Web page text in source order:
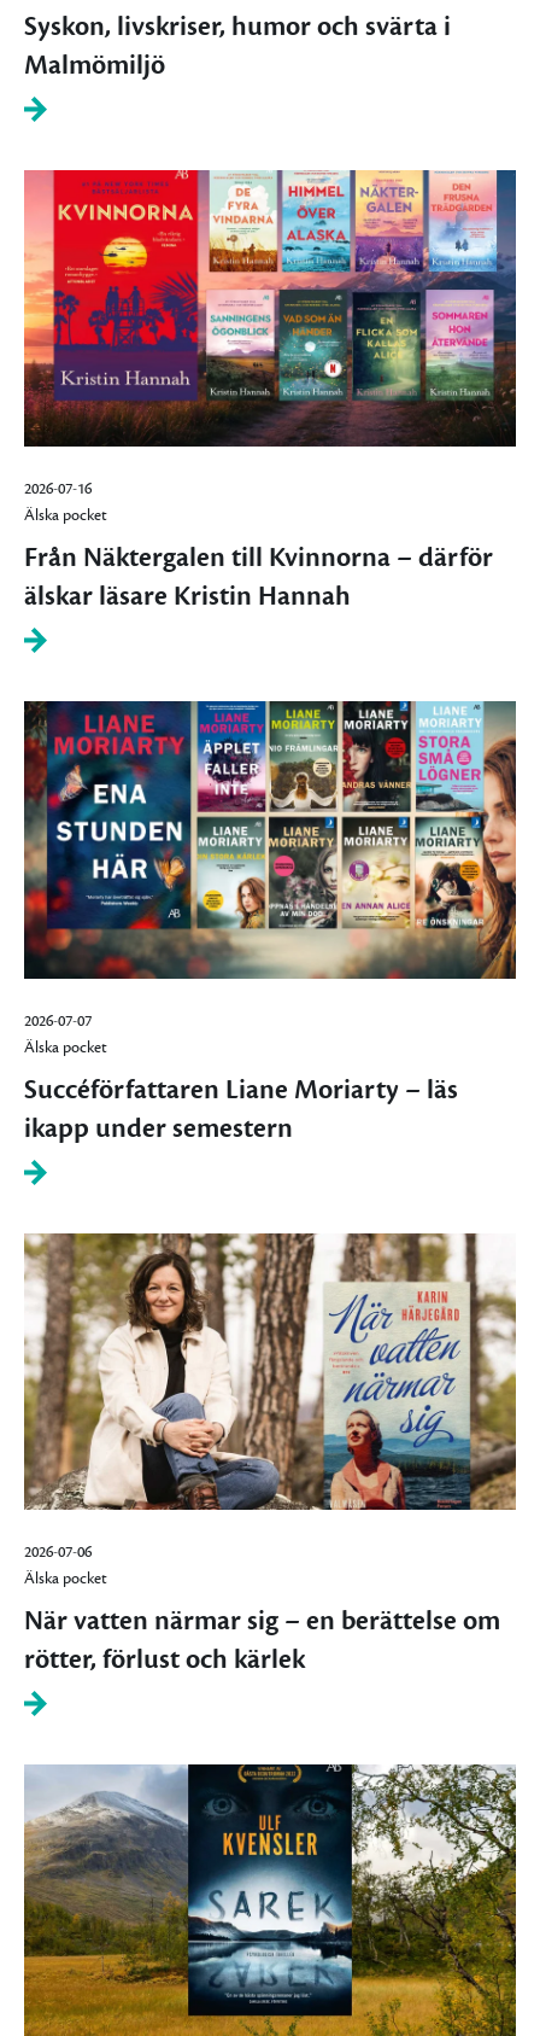
Syskon, livskriser, humor och svärta i
Malmömiljö
2026-07-16
Älska pocket
Från Näktergalen till Kvinnorna – därför
älskar läsare Kristin Hannah
2026-07-07
Älska pocket
Succéförfattaren Liane Moriarty – läs
ikapp under semestern
2026-07-06
Älska pocket
När vatten närmar sig – en berättelse om
rötter, förlust och kärlek